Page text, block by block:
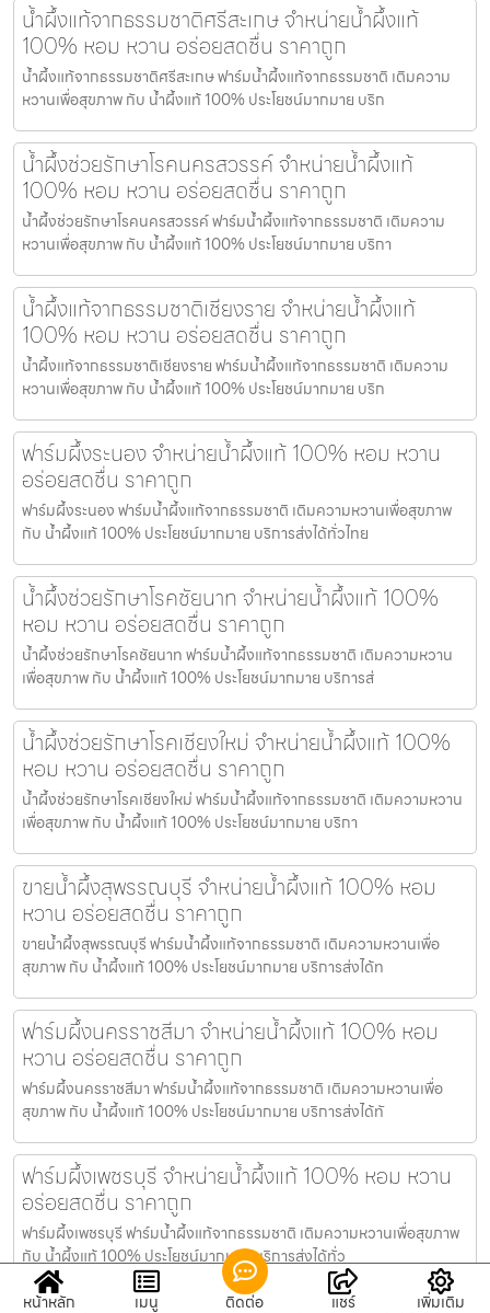
น้ำผึ้งแท้จากธรรมชาติศรีสะเกษ จำหน่ายน้ำผึ้งแท้
100% หอม หวาน อร่อยสดชื่น ราคาถูก
น้ำผึ้งแท้จากธรรมชาติศรีสะเกษ ฟาร์มน้ำผึ้งแท้จากธรรมชาติ เติมความ
หวานเพื่อสุขภาพ กับ น้ำผึ้งแท้ 100% ประโยชน์มากมาย บริก
น้ำผึ้งช่วยรักษาโรคนครสวรรค์ จำหน่ายน้ำผึ้งแท้
100% หอม หวาน อร่อยสดชื่น ราคาถูก
น้ำผึ้งช่วยรักษาโรคนครสวรรค์ ฟาร์มน้ำผึ้งแท้จากธรรมชาติ เติมความ
หวานเพื่อสุขภาพ กับ น้ำผึ้งแท้ 100% ประโยชน์มากมาย บริกา
น้ำผึ้งแท้จากธรรมชาติเชียงราย จำหน่ายน้ำผึ้งแท้
100% หอม หวาน อร่อยสดชื่น ราคาถูก
น้ำผึ้งแท้จากธรรมชาติเชียงราย ฟาร์มน้ำผึ้งแท้จากธรรมชาติ เติมความ
หวานเพื่อสุขภาพ กับ น้ำผึ้งแท้ 100% ประโยชน์มากมาย บริก
ฟาร์มผึ้งระนอง จำหน่ายน้ำผึ้งแท้ 100% หอม หวาน
อร่อยสดชื่น ราคาถูก
ฟาร์มผึ้งระนอง ฟาร์มน้ำผึ้งแท้จากธรรมชาติ เติมความหวานเพื่อสุขภาพ
กับ น้ำผึ้งแท้ 100% ประโยชน์มากมาย บริการส่งได้ทั่วไทย
น้ำผึ้งช่วยรักษาโรคชัยนาท จำหน่ายน้ำผึ้งแท้ 100%
หอม หวาน อร่อยสดชื่น ราคาถูก
น้ำผึ้งช่วยรักษาโรคชัยนาท ฟาร์มน้ำผึ้งแท้จากธรรมชาติ เติมความหวาน
เพื่อสุขภาพ กับ น้ำผึ้งแท้ 100% ประโยชน์มากมาย บริการส่
น้ำผึ้งช่วยรักษาโรคเชียงใหม่ จำหน่ายน้ำผึ้งแท้ 100%
หอม หวาน อร่อยสดชื่น ราคาถูก
น้ำผึ้งช่วยรักษาโรคเชียงใหม่ ฟาร์มน้ำผึ้งแท้จากธรรมชาติ เติมความหวาน
เพื่อสุขภาพ กับ น้ำผึ้งแท้ 100% ประโยชน์มากมาย บริกา
ขายน้ำผึ้งสุพรรณบุรี จำหน่ายน้ำผึ้งแท้ 100% หอม
หวาน อร่อยสดชื่น ราคาถูก
ขายน้ำผึ้งสุพรรณบุรี ฟาร์มน้ำผึ้งแท้จากธรรมชาติ เติมความหวานเพื่อ
สุขภาพ กับ น้ำผึ้งแท้ 100% ประโยชน์มากมาย บริการส่งได้ท
ฟาร์มผึ้งนครราชสีมา จำหน่ายน้ำผึ้งแท้ 100% หอม
หวาน อร่อยสดชื่น ราคาถูก
ฟาร์มผึ้งนครราชสีมา ฟาร์มน้ำผึ้งแท้จากธรรมชาติ เติมความหวานเพื่อ
สุขภาพ กับ น้ำผึ้งแท้ 100% ประโยชน์มากมาย บริการส่งได้ทั
ฟาร์มผึ้งเพชรบุรี จำหน่ายน้ำผึ้งแท้ 100% หอม หวาน
อร่อยสดชื่น ราคาถูก
ฟาร์มผึ้งเพชรบุรี ฟาร์มน้ำผึ้งแท้จากธรรมชาติ เติมความหวานเพื่อสุขภาพ
กับ น้ำผึ้งแท้ 100% ประโยชน์มากมาย บริการส่งได้ทั่ว
หน้าหลัก เมนู ติดต่อ แชร์ เพิ่มเติม